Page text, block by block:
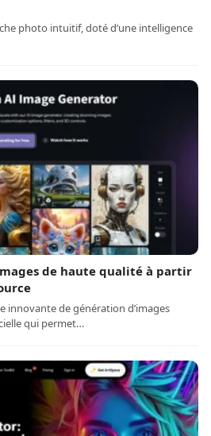
photo intuitif, doté d’une intelligence
de haute qualité à partir
innovante de génération d’images
qui permet…